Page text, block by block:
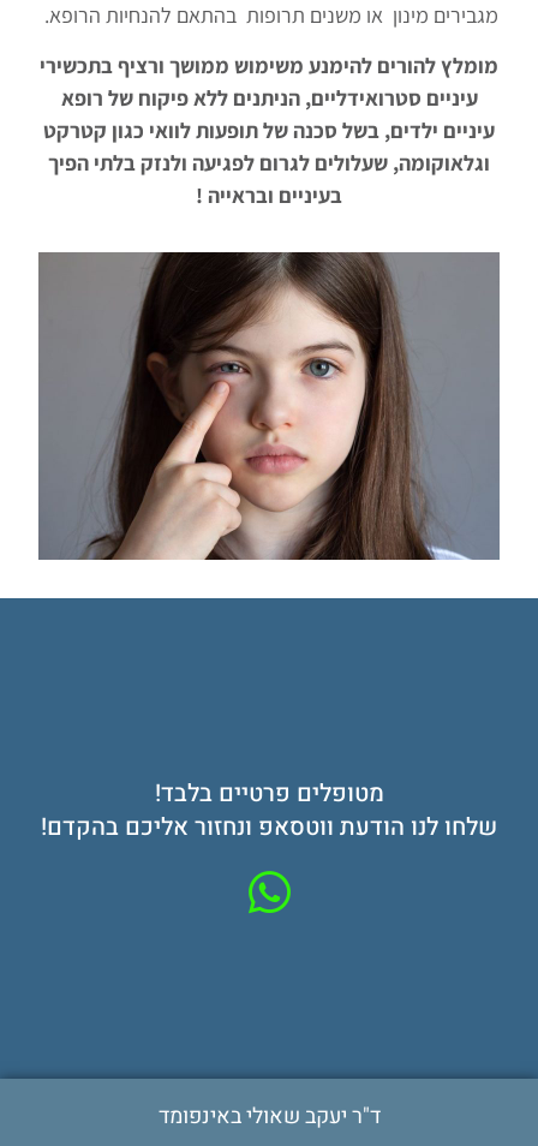
מגבירים מינון או משנים תרופות בהתאם להנחיות הרופא.
מומלץ להורים להימנע משימוש ממושך ורציף בתכשירי
עיניים סטרואידליים, הניתנים ללא פיקוח של רופא
עיניים ילדים, בשל סכנה של תופעות לוואי כגון קטרקט
וגלאוקומה, שעלולים לגרום לפגיעה ולנזק בלתי הפיך
בעיניים ובראייה !
מטופלים פרטיים בלבד!
שלחו לנו הודעת ווטסאפ ונחזור אליכם בהקדם!
ד"ר יעקב שאולי באינפומד